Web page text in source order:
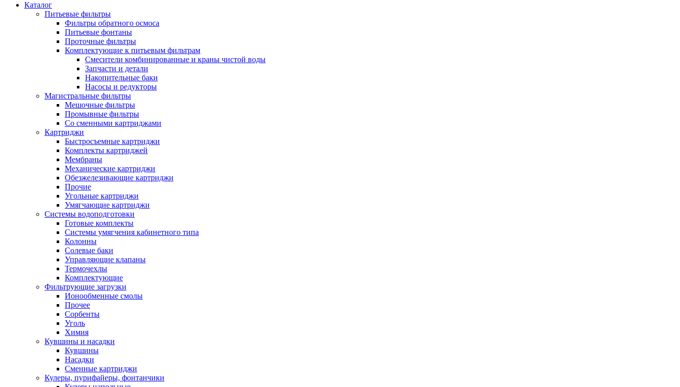
Каталог
Питьевые фильтры
Фильтры обратного осмоса
Питьевые фонтаны
Проточные фильтры
Комплектующие к питьевым фильтрам
Смесители комбинированные и краны чистой воды
Запчасти и детали
Накопительные баки
Насосы и редукторы
Магистральные фильтры
Мешочные фильтры
Промывные фильтры
Со сменными картриджами
Картриджи
Быстросъемные картриджи
Комплекты картриджей
Мембраны
Механические картриджи
Обезжелезивающие картриджи
Прочие
Угольные картриджи
Умягчающие картриджи
Системы водоподготовки
Готовые комплекты
Системы умягчения кабинетного типа
Колонны
Солевые баки
Управляющие клапаны
Термочехлы
Комплектующие
Фильтрующие загрузки
Ионообменные смолы
Прочее
Сорбенты
Уголь
Химия
Кувшины и насадки
Кувшины
Насадки
Сменные картриджи
Кулеры, пурифайеры, фонтанчики